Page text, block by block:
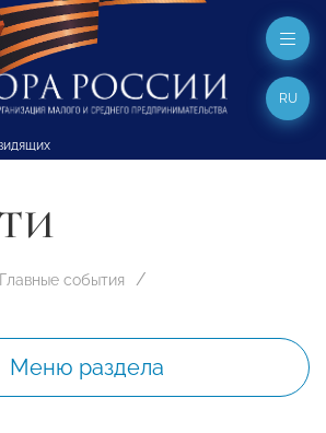
RU
Главные события
Меню раздела